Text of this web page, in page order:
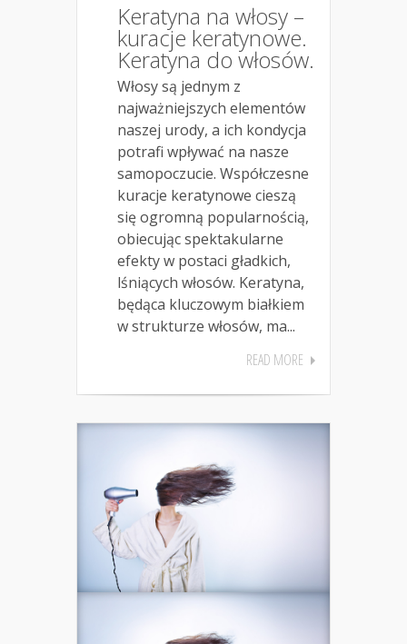
Keratyna na włosy –
kuracje keratynowe.
Keratyna do włosów.
Włosy są jednym z
najważniejszych elementów
naszej urody, a ich kondycja
potrafi wpływać na nasze
samopoczucie. Współczesne
kuracje keratynowe cieszą
się ogromną popularnością,
obiecując spektakularne
efekty w postaci gładkich,
lśniących włosów. Keratyna,
będąca kluczowym białkiem
w strukturze włosów, ma...
READ MORE